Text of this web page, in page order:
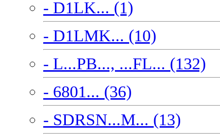
- D1LK... (1)
- D1LMK... (10)
- L...PB..., ...FL... (132)
- 6801... (36)
- SDRSN...M... (13)